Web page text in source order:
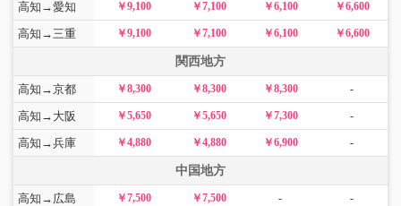
高知→愛知 ￥9,100 ￥7,100 ￥6,100 ￥6,600
高知→三重 ￥9,100 ￥7,100 ￥6,100 ￥6,600
関西地方
高知→京都 ￥8,300 ￥8,300 ￥8,300 -
高知→大阪 ￥5,650 ￥5,650 ￥7,300 -
高知→兵庫 ￥4,880 ￥4,880 ￥6,900 -
中国地方
高知→広島 ￥7,500 ￥7,500 - -